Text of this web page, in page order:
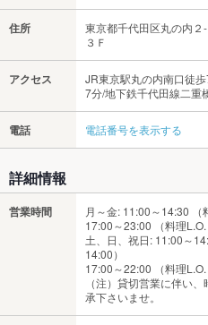
住所
東京都千代田区丸の内
３Ｆ
アクセス
JR東京駅丸の内南口徒
7分/地下鉄千代田線二重
電話 電話番号を表示する
詳細情報
営業時間
月～金: 11:00～14:30 （
17:00～23:00 （料理
土、日、祝日: 11:00～
14:00）
17:00～22:00 （料理
（注）貸切営業に伴い
承下さいませ。